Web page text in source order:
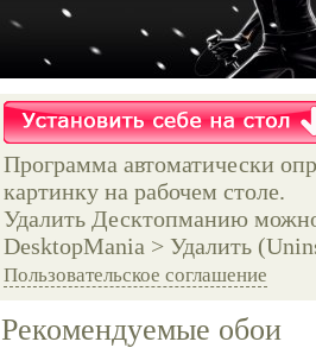
Программа автоматически
картинку на рабочем столе.
Удалить Десктопманию
DesktopMania > Удалить
Пользовательское соглашение
Рекомендуемые обои